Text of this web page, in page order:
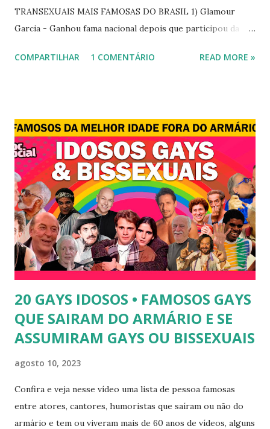
TRANSEXUAIS MAIS FAMOSAS DO BRASIL 1) Glamour
Garcia - Ganhou fama nacional depois que participou da
transexual, Britney. 2) Lea T é uma famosa modelo
disse, ainda, que realizou a cirurgia em busca de ser feliz, e
não para agradar a um homem. 3) Léo Aquilla - Apresenta o
programa "A Tarde é Sua", na Rede TV, ao lado de Sonia
Abrão. A loira também participou do reality show "A
Fazenda", exibido pela Record TV. 4) Thalita Zampirolli -
Thalita Zampirolli é modelo, atriz e empresária. A loira
alcançou a fama após ser apontada como affair do ex-
jogador Romário. 5) Ariadna Arantes - Ariadna Arantes
ficou nacionalmente conhecida após sua ...
COMPARTILHAR 1 COMENTÁRIO READ MORE »
20 GAYS IDOSOS • FAMOSOS GAYS
QUE SAIRAM DO ARMÁRIO E SE
ASSUMIRAM GAYS OU BISSEXUAIS
agosto 10, 2023
Confira e veja nesse vídeo uma lista de pessoa famosas
entre atores, cantores, humoristas que saíram ou não do
armário e tem ou viveram mais de 60 anos de vídeos, alguns